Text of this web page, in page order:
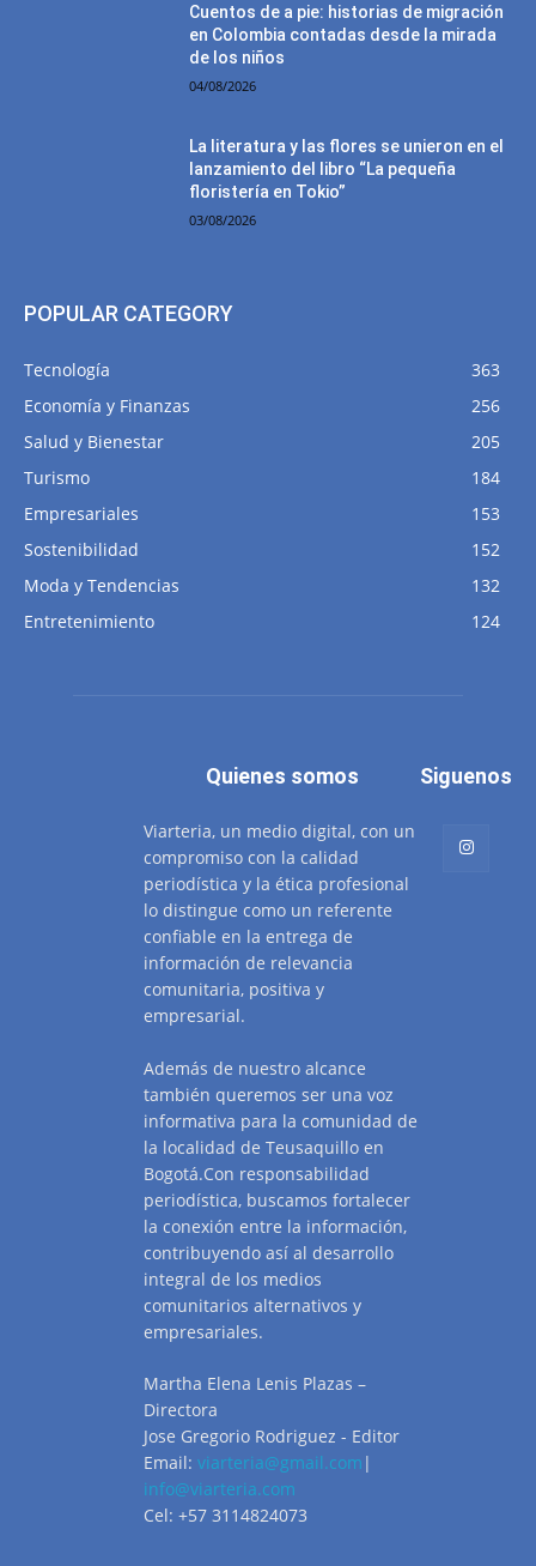
Cuentos de a pie: historias de migración
en Colombia contadas desde la mirada
de los niños
04/08/2026
La literatura y las flores se unieron en el
lanzamiento del libro “La pequeña
floristería en Tokio”
03/08/2026
POPULAR CATEGORY
Tecnología
363
Economía y Finanzas
256
Salud y Bienestar
205
Turismo
184
Empresariales
153
Sostenibilidad
152
Moda y Tendencias
132
Entretenimiento
124
Quienes somos
Viarteria, un medio digital, con un
compromiso con la calidad
periodística y la ética profesional
lo distingue como un referente
confiable en la entrega de
información de relevancia
comunitaria, positiva y
empresarial.
Además de nuestro alcance
también queremos ser una voz
informativa para la comunidad de
la localidad de Teusaquillo en
Bogotá.Con responsabilidad
periodística, buscamos fortalecer
la conexión entre la información,
contribuyendo así al desarrollo
integral de los medios
comunitarios alternativos y
empresariales.
Martha Elena Lenis Plazas –
Directora
Jose Gregorio Rodriguez - Editor
Email: viarteria@gmail.com |
info@viarteria.com
Cel: +57 3114824073
Siguenos